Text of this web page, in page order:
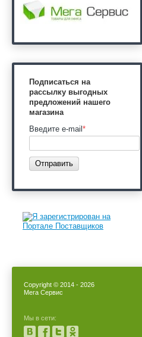
Подписаться на
рассылку выгодных
предложений нашего
магазина
Введите e-mail *
Отправить
Copyright © 2014 - 2026
Мега Сервис
Мы в сети: